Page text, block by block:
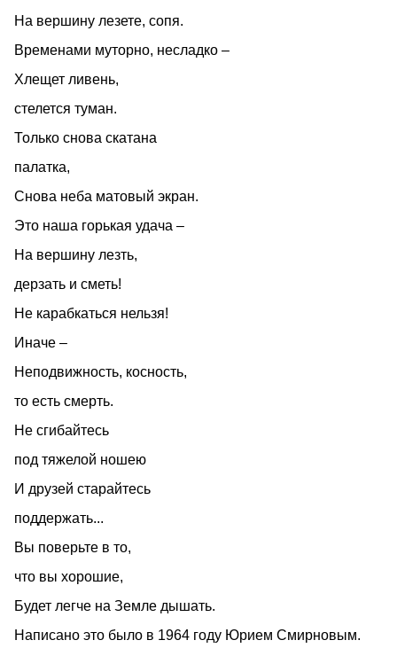
На вершину лезете, сопя.
Временами муторно, несладко –
Хлещет ливень,
стелется туман.
Только снова скатана
палатка,
Снова неба матовый экран.
Это наша горькая удача –
На вершину лезть,
дерзать и сметь!
Не карабкаться нельзя!
Иначе –
Неподвижность, косность,
то есть смерть.
Не сгибайтесь
под тяжелой ношею
И друзей старайтесь
поддержать...
Вы поверьте в то,
что вы хорошие,
Будет легче на Земле дышать.
Написано это было в 1964 году Юрием Смирновым.